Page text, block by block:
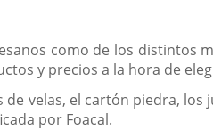
como de los distintos
y precios a la hora de
velas, el cartón piedra,
por Foacal.